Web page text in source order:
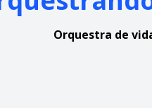
Orquestra de